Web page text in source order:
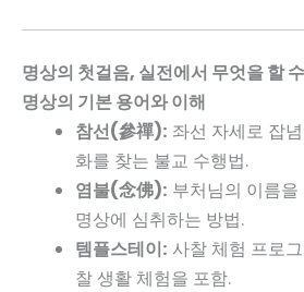
명상의 첫걸음, 실전에서 무엇을 할
명상의 기본 용어와 이해
참선(參禪): 좌선 자세로 잡
화를 찾는 불교 수행법.
염불(念佛): 부처님의 이름
명상에 심취하는 방법.
템플스테이: 사찰 체험 프로
찰 생활 체험을 포함.